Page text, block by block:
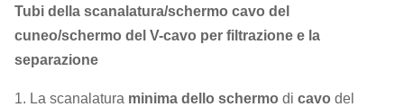
Tubi della scanalatura/schermo cavo del
cuneo/schermo del V-cavo per filtrazione e la
separazione
1. La scanalatura minima dello schermo di cavo del